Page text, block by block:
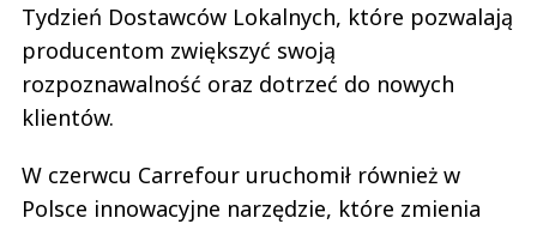
Tydzień Dostawców Lokalnych, które pozwalają
producentom zwiększyć swoją
rozpoznawalność oraz dotrzeć do nowych
klientów.
W czerwcu Carrefour uruchomił również w
Polsce innowacyjne narzędzie, które zmienia